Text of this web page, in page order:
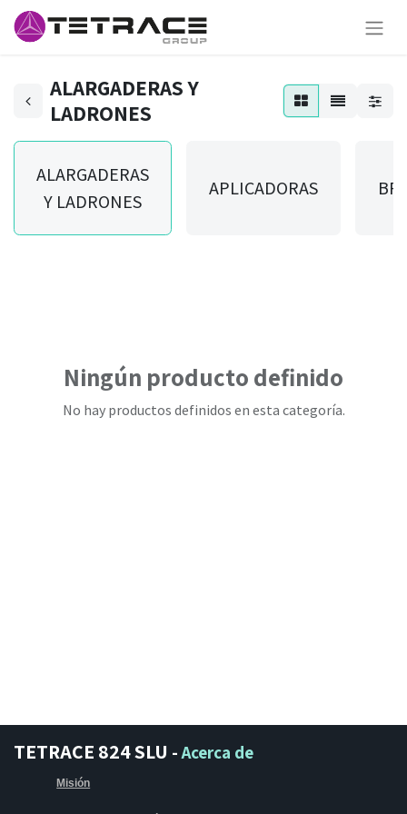
ALARGADERAS Y
LADRONES
ALARGADERAS
Y LADRONES
APLICADORAS
Ningún producto definido
No hay productos definidos en esta categoría.
TETRACE 824 SLU -Acerca de
Misión